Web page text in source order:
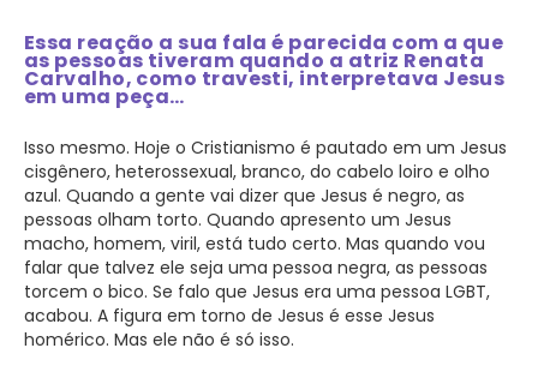
Essa reação a sua fala é parecida com a que
as pessoas tiveram quando a atriz Renata
Carvalho, como travesti, interpretava Jesus
em uma peça…
Isso mesmo. Hoje o Cristianismo é pautado em um Jesus
cisgênero, heterossexual, branco, do cabelo loiro e olho
azul. Quando a gente vai dizer que Jesus é negro, as
pessoas olham torto. Quando apresento um Jesus
macho, homem, viril, está tudo certo. Mas quando vou
falar que talvez ele seja uma pessoa negra, as pessoas
torcem o bico. Se falo que Jesus era uma pessoa LGBT,
acabou. A figura em torno de Jesus é esse Jesus
homérico. Mas ele não é só isso.